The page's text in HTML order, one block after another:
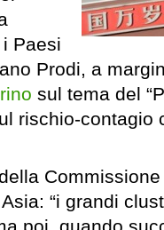
Paesi
Prodi, a
sul tema del
rischio-contagio
“i grandi